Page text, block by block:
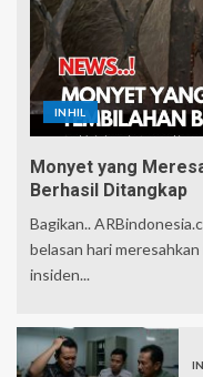
INHIL
Monyet yang
Berhasil Ditangkap
Bagikan..
belasan hari
insiden...